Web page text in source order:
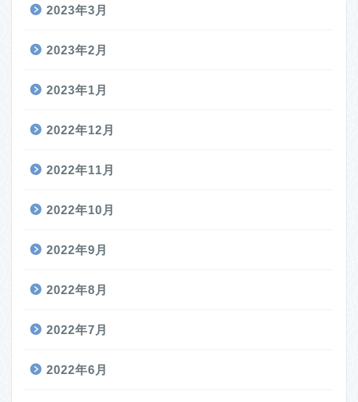
2023年3月
2023年2月
2023年1月
2022年12月
2022年11月
2022年10月
2022年9月
2022年8月
2022年7月
2022年6月